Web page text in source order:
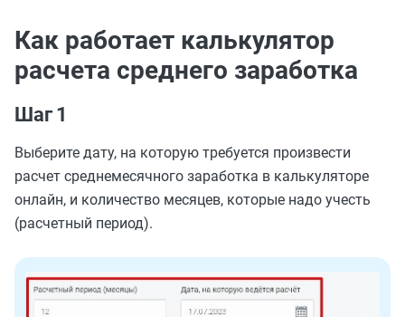
Как работает калькулятор
расчета среднего заработка
Шаг 1
Выберите дату, на которую требуется произвести
расчет среднемесячного заработка в калькуляторе
онлайн, и количество месяцев, которые надо учесть
(расчетный период).